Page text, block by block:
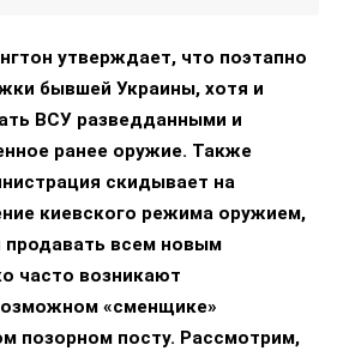
утверждает, что поэтапно
бывшей Украины, хотя и
ВСУ разведданными и
ранее оружие. Также
скидывает на
киевского режима оружием,
продавать всем новым
часто возникают
«сменщике»
позорном посту. Рассмотрим,